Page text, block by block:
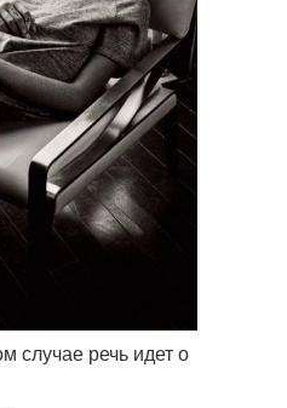
случае речь идет о